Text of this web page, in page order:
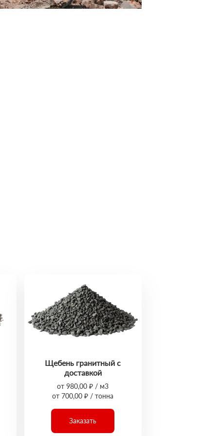
Щебень гранитный с
доставкой
от 980,00 ₽ / м3
от 700,00 ₽ / тонна
Заказать